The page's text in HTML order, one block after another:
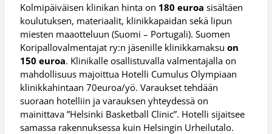
Kolmipäiväisen klinikan hinta on 180 euroa sisältäen
koulutuksen, materiaalit, klinikkapaidan sekä lipun
miesten maaotteluun (Suomi – Portugali). Suomen
Koripallovalmentajat ry:n jäsenille klinikkamaksuon
150 euroa. Klinikalle osallistuvalla valmentajalla on
mahdollisuus majoittua Hotelli Cumulus Olympiaan
klinikkahintaan 70euroa/yö. Varaukset tehdään
suoraan hotelliin ja varauksen yhteydessä on
mainittava ”Helsinki Basketball Clinic”. Hotelli sijaitsee
samassa rakennuksessa kuin Helsingin Urheilutalo.